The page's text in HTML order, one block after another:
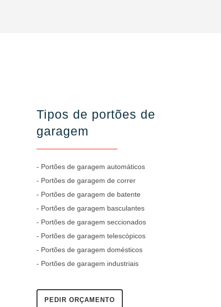
Tipos de portões de
garagem
- Portões de garagem automáticos
- Portões de garagem de correr
- Portões de garagem de batente
- Portões de garagem basculantes
- Portões de garagem seccionados
- Portões de garagem telescópicos
- Portões de garagem domésticos
- Portões de garagem industriais
PEDIR ORÇAMENTO